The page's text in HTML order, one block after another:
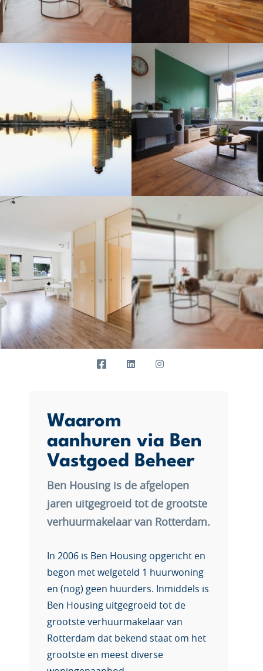
Waarom
aanhuren via Ben
Vastgoed Beheer
Ben Housing is de afgelopen
jaren uitgegroeid tot de grootste
verhuurmakelaar van Rotterdam.
In 2006 is Ben Housing opgericht en
begon met welgeteld 1 huurwoning
en (nog) geen huurders. Inmiddels is
Ben Housing uitgegroeid tot de
grootste verhuurmakelaar van
Rotterdam dat bekend staat om het
grootste en meest diverse